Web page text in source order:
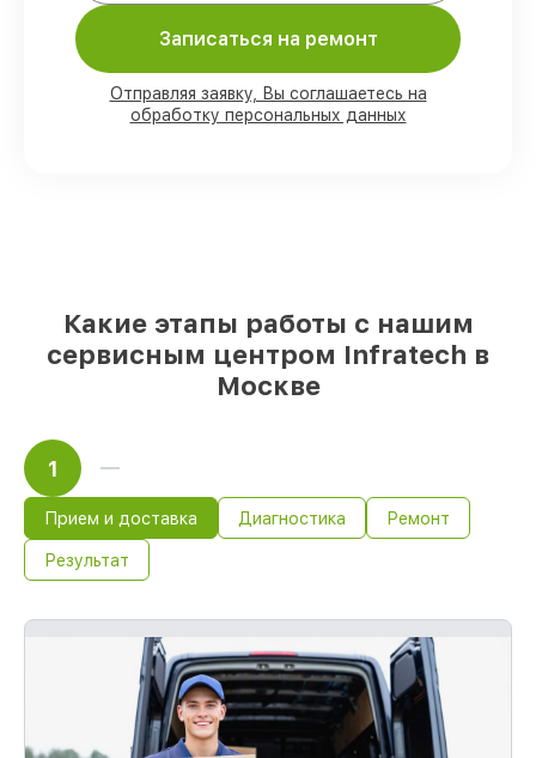
работ закрываем в присутствии
клиента
90%
установке в Москве, остальные
доставляются быстро
Записаться на ремонт
Отправляя заявку, Вы соглашаетесь на
обработку персональных данных
Какие этапы работы с нашим
сервисным центром Infratech в
Москве
1
Прием и доставка Диагностика Ремонт
Результат